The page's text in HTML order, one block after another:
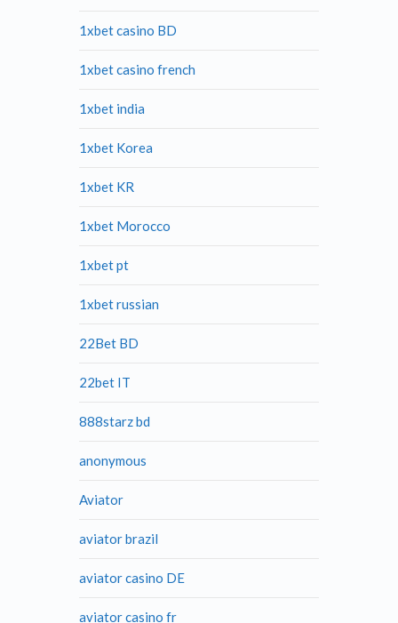
1xbet casino BD
1xbet casino french
1xbet india
1xbet Korea
1xbet KR
1xbet Morocco
1xbet pt
1xbet russian
22Bet BD
22bet IT
888starz bd
anonymous
Aviator
aviator brazil
aviator casino DE
aviator casino fr